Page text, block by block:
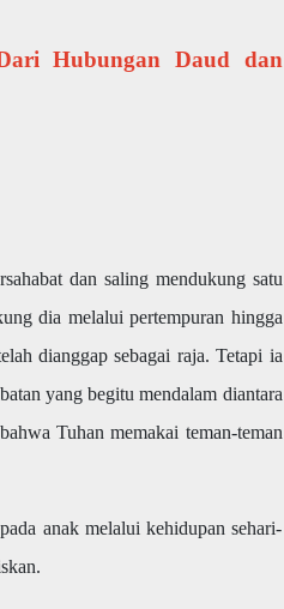
Hubungan Daud dan
dan saling mendukung satu
dia melalui pertempuran hingga
dianggap sebagai raja. Tetapi ia
yang begitu mendalam diantara
Tuhan memakai teman-teman
anak melalui kehidupan sehari-